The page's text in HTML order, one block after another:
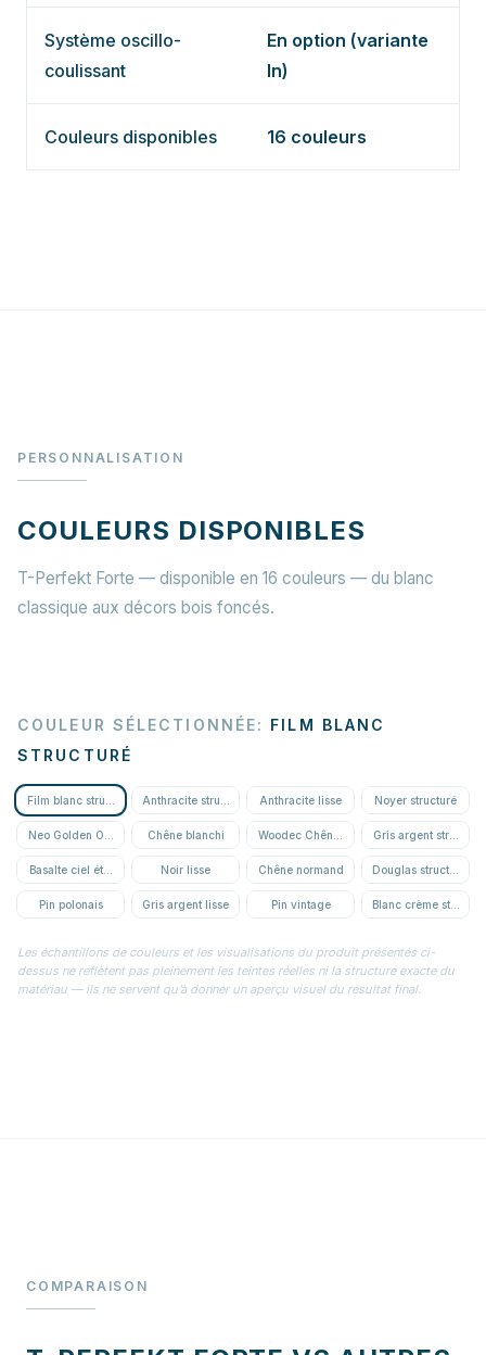
Système oscillo-
coulissant
En option (variante
In)
Couleurs disponibles 16 couleurs
PERSONNALISATION
COULEURS DISPONIBLES
T-Perfekt Forte — disponible en 16 couleurs — du blanc
classique aux décors bois foncés.
COULEUR SÉLECTIONNÉE: FILM BLANC
STRUCTURÉ
Film blanc structuré Anthracite structuré Anthracite lisse Noyer structuré
Neo Golden Oak structuréChêne blanchi Woodec Chêne miel Gris argent structuré
Basalte ciel étoilé Noir lisse Chêne normand Douglas structuré
Pin polonais Gris argent lisse Pin vintage Blanc crème
Les échantillons de couleurs et les visualisations du produit présentés ci-
dessus ne reflètent pas pleinement les teintes réelles ni la structure exacte du
matériau — ils ne servent qu’à donner un aperçu visuel du résultat final.
COMPARAISON